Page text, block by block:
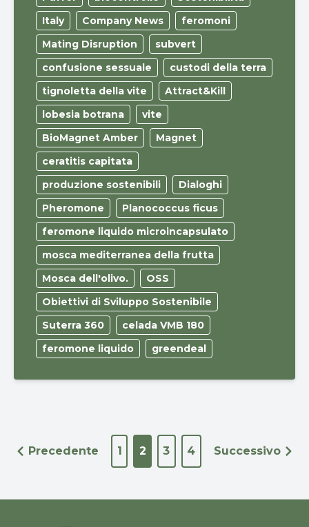
Italy
Company News
feromoni
Mating Disruption
subvert
confusione sessuale
custodi della terra
tignoletta della vite
Attract&Kill
lobesia botrana
vite
BioMagnet Amber
Magnet
ceratitis capitata
produzione sostenibili
Dialoghi
Pheromone
Planococcus ficus
feromone liquido microincapsulato
mosca mediterranea della frutta
Mosca dell'olivo.
OSS
Obiettivi di Sviluppo Sostenibile
Suterra 360
celada VMB 180
feromone liquido
greendeal
Precedente 1 2 3 4 Successivo